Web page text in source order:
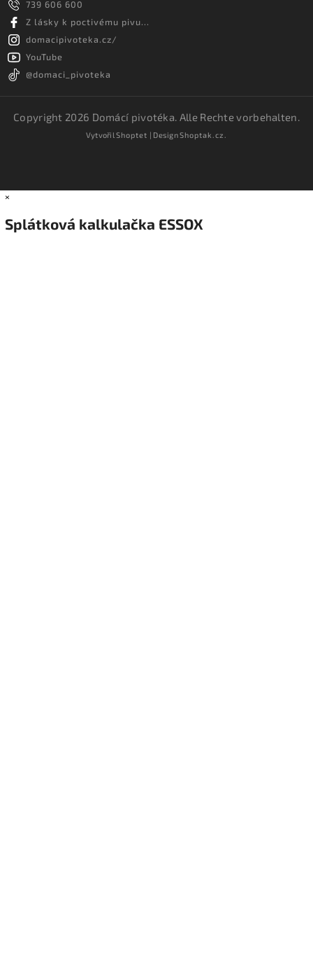
739 606 600
Z lásky k poctivému pivu...
domacipivoteka.cz/
YouTube
@domaci_pivoteka
Copyright 2026 Domácí pivotéka. Alle Rechte vorbehalten.
VytvořilShoptet | DesignShoptak.cz.
×
Splátková kalkulačka ESSOX